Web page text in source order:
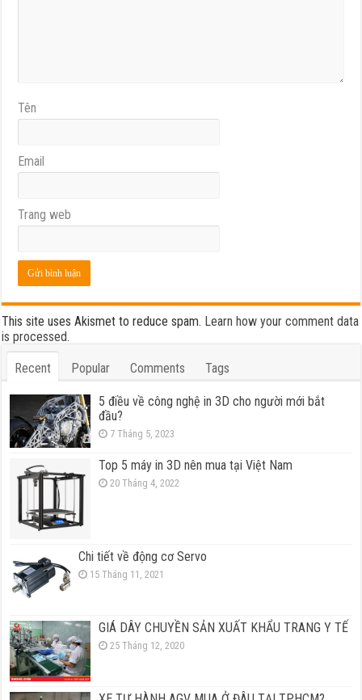
Tên
Email
Trang web
This site uses Akismet to reduce spam. Learn how your comment data
is processed.
Recent Popular Comments Tags
5 điều về công nghệ in 3D cho người mới bắt
đầu?
7 Tháng 5, 2023
Top 5 máy in 3D nên mua tại Việt Nam
20 Tháng 4, 2022
Chi tiết về động cơ Servo
15 Tháng 11, 2021
GIÁ DÂY CHUYỀN SẢN XUẤT KHẨU TRANG Y TẾ
25 Tháng 12, 2020